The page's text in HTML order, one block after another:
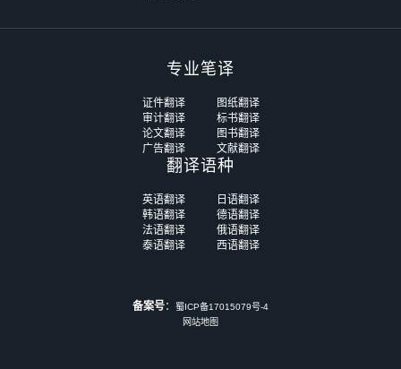
专业笔译
证件翻译
图纸翻译
审计翻译
标书翻译
论文翻译
图书翻译
广告翻译
文献翻译
翻译语种
英语翻译
日语翻译
韩语翻译
德语翻译
法语翻译
俄语翻译
泰语翻译
西语翻译
备案号：
蜀ICP备17015079号-4
网站地图